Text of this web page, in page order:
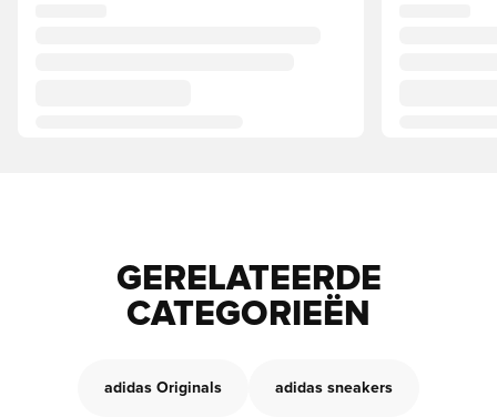
GERELATEERDE
CATEGORIEËN
adidas Originals adidas sneakers